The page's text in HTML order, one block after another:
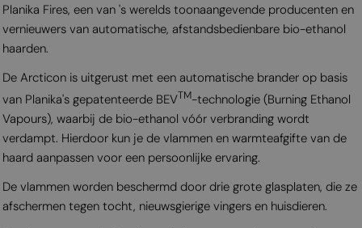
Planika Fires, een van 's werelds toonaangevende producenten en
vernieuwers van automatische, afstandsbedienbare bio-ethanol
haarden.
De Arcticon is uitgerust met een automatische brander op basis
van Planika's gepatenteerde BEVTM-technologie (Burning Ethanol
Vapours), waarbij de bio-ethanol vóór verbranding wordt
verdampt. Hierdoor kun je de vlammen en warmteafgifte van de
haard aanpassen voor een persoonlijke ervaring.
De vlammen worden beschermd door drie grote glasplaten, die ze
afschermen tegen tocht, nieuwsgierige vingers en huisdieren.